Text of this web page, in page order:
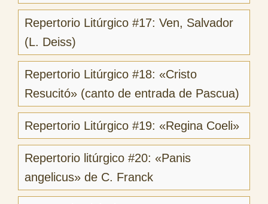
Repertorio Litúrgico #17: Ven, Salvador
(L. Deiss)
Repertorio Litúrgico #18: «Cristo
Resucitó» (canto de entrada de Pascua)
Repertorio Litúrgico #19: «Regina Coeli»
Repertorio litúrgico #20: «Panis
angelicus» de C. Franck